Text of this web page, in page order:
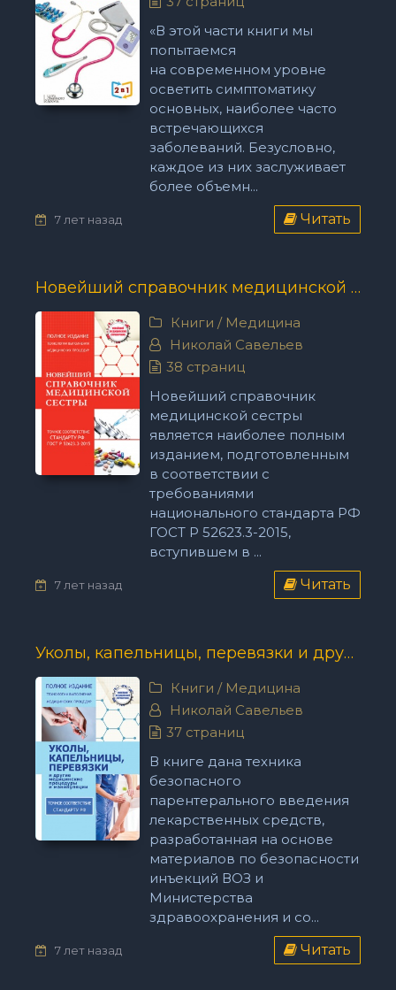
«В этой части книги мы
попытаемся
на современном уровне
осветить симптоматику
основных, наиболее часто
встречающихся
заболеваний. Безусловно,
каждое из них заслуживает
более объемн...
7 лет назад Читать
Новейший справочник медицинской сестры - Николай Савельев
Книги / Медицина
Николай Савельев
38 страниц
Новейший справочник
медицинской сестры
является наиболее полным
изданием, подготовленным
в соответствии с
требованиями
национального стандарта РФ
ГОСТ Р 52623.3-2015,
вступившем в ...
7 лет назад Читать
Уколы, капельницы, перевязки и другие медицинские процедуры и манипуляции - Николай Савельев
Книги / Медицина
Николай Савельев
37 страниц
В книге дана техника
безопасного
парентерального введения
лекарственных средств,
разработанная на основе
материалов по безопасности
инъекций ВОЗ и
Министерства
здравоохранения и со...
7 лет назад Читать